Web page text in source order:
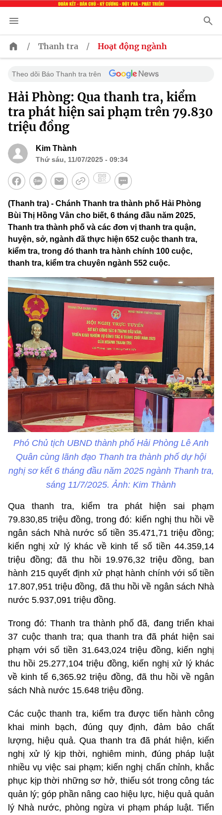
/ Thanh tra / Hoạt động ngành
Theo dõi Báo Thanh tra trên
Hải Phòng: Qua thanh tra, kiểm
tra phát hiện sai phạm trên 79.830
triệu đồng
Kim Thành
Thứ sáu, 11/07/2025 - 09:34
(Thanh tra) - Chánh Thanh tra thành phố Hải Phòng
Bùi Thị Hồng Vân cho biết, 6 tháng đầu năm 2025,
Thanh tra thành phố và các đơn vị thanh tra quận,
huyện, sở, ngành đã thực hiện 652 cuộc thanh tra,
kiểm tra, trong đó thanh tra hành chính 100 cuộc,
thanh tra, kiểm tra chuyên ngành 552 cuộc.
Phó Chủ tịch UBND thành phố Hải Phòng Lê Anh
Quân cùng lãnh đạo Thanh tra thành phố dự hội
nghị sơ kết 6 tháng đầu năm 2025 ngành Thanh tra,
sáng 11/7/2025. Ảnh: Kim Thành
Qua thanh tra, kiểm tra phát hiện sai phạm
79.830,85 triệu đồng, trong đó: kiến nghị thu hồi về
ngân sách Nhà nước số tiền 35.471,71 triệu đồng;
kiến nghị xử lý khác về kinh tế số tiền 44.359,14
triệu đồng; đã thu hồi 19.976,32 triệu đồng, ban
hành 215 quyết định xử phạt hành chính với số tiền
17.807,951 triệu đồng, đã thu hồi về ngân sách Nhà
nước 5.937,091 triệu đồng.
Trong đó: Thanh tra thành phố đã, đang triển khai
37 cuộc thanh tra; qua thanh tra đã phát hiện sai
phạm với số tiền 31.643,024 triệu đồng, kiến nghị
thu hồi 25.277,104 triệu đồng, kiến nghị xử lý khác
về kinh tế 6,365.92 triệu đồng, đã thu hồi về ngân
sách Nhà nước 15.648 triệu đồng.
Các cuộc thanh tra, kiểm tra được tiến hành công
khai minh bạch, đúng quy định, đảm bảo chất
lượng, hiệu quả. Qua thanh tra đã phát hiện, kiến
nghị xử lý kịp thời, nghiêm minh, đúng pháp luật
nhiều vụ việc sai phạm; kiến nghị chấn chỉnh, khắc
phục kịp thời những sơ hở, thiếu sót trong công tác
quản lý; góp phần nâng cao hiệu lực, hiệu quả quản
lý Nhà nước, phòng ngừa vi phạm pháp luật. Tiến